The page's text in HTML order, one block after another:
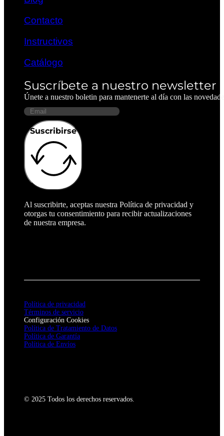
Contacto
Instructivos
Catálogo
Suscríbete a nuestro newsletter
Únete a nuestro boletin para mantenerte al día con las
Suscribirse
Al suscribirte, aceptas nuestra Política de privacidad y
otorgas tu consentimiento para recibir actualizaciones
de nuestra empresa.
Política de privacidad
Términos de servicio
Configuración Cookies
Política de Tratamiento de Datos
Política de Garantía
Política de Envíos
© 2025 Todos los derechos reservados.